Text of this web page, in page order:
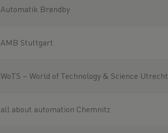
Automatik Brøndby
AMB Stuttgart
WoTS – World of Technology & Science Utrecht
all about automation Chemnitz